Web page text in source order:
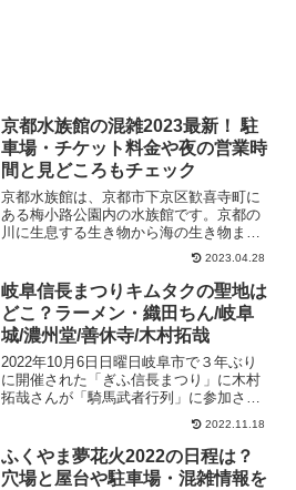
京都水族館の混雑2023最新！ 駐
車場・チケット料金や夜の営業時
間と見どころもチェック
京都水族館は、京都市下京区歓喜寺町に
ある梅小路公園内の水族館です。京都の
川に生息する生き物から海の生き物ま
で、約250種、約15,000点を展示している
大型の水族館で、京都駅から徒歩15分と
いうアクセスの良さも人気のポイント。
見どころは、国...
2023.04.28
岐阜信長まつりキムタクの聖地は
どこ？ラーメン・織田ちん/岐阜
城/濃州堂/善休寺/木村拓哉
2022年10月6日日曜日岐阜市で３年ぶり
に開催された「ぎふ信長まつり」に木村
拓哉さんが「騎馬武者行列」に参加され
ました。岐阜県入りしたキムタクはベト
コンラーメンや岐阜城など多くの場所を
お忍びで訪問しています。ファンならず
とも、そんな木村拓...
2022.11.18
ふくやま夢花火2022の日程は？
穴場と屋台や駐車場・混雑情報を